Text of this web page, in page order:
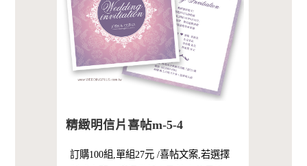
精緻明信片喜帖m-5-4
訂購100組,單組27元 /喜帖文案,若選擇